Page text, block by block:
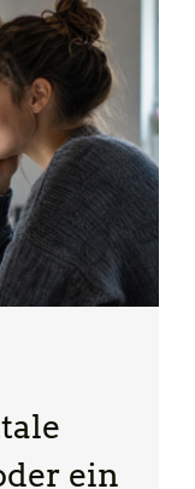
ein